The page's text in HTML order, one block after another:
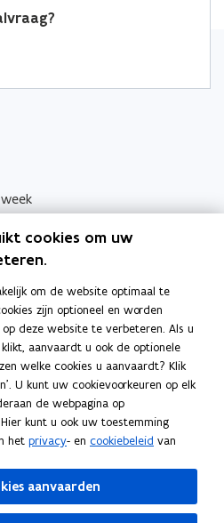
cookies om uw
om de website optimaal te
zijn optioneel en worden
deze website te verbeteren. Als u
aanvaardt u ook de optionele
welke cookies u aanvaardt? Klik
U kunt uw cookievoorkeuren op elk
de webpagina op
kunt u ook uw toestemming
het privacy- en cookiebeleid van
aanvaarden